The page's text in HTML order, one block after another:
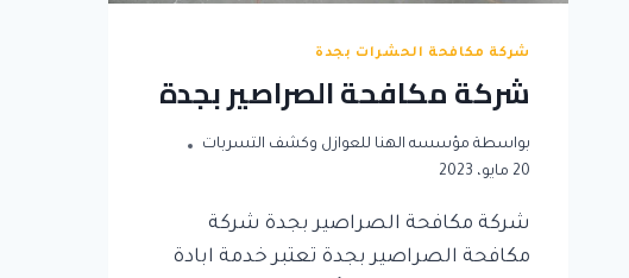
شركة مكافحة الحشرات بجدة
شركة مكافحة الصراصير بجدة
بواسطة مؤسسه الهنا للعوازل وكشف التسربات
20 مايو، 2023
شركة مكافحة الصراصير بجدة شركة
مكافحة الصراصير بجدة تعتبر خدمة ابادة